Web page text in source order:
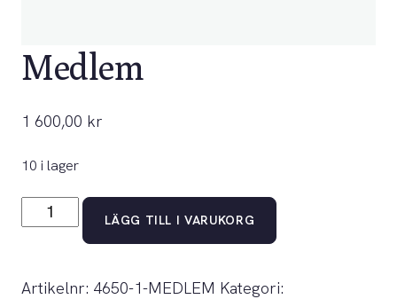
Medlem
1 600,00 kr
10 i lager
Medlem
mängd
LÄGG TILL I VARUKORG
Artikelnr: 4650-1-MEDLEM Kategori: